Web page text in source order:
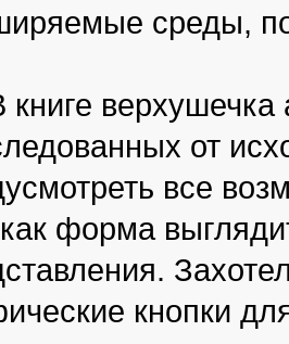
среды,
книге
от
все
форма
кнопки